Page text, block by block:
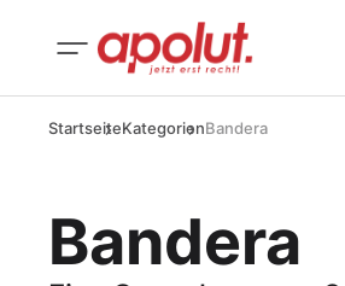
StartseiteKategorienBandera
Bandera